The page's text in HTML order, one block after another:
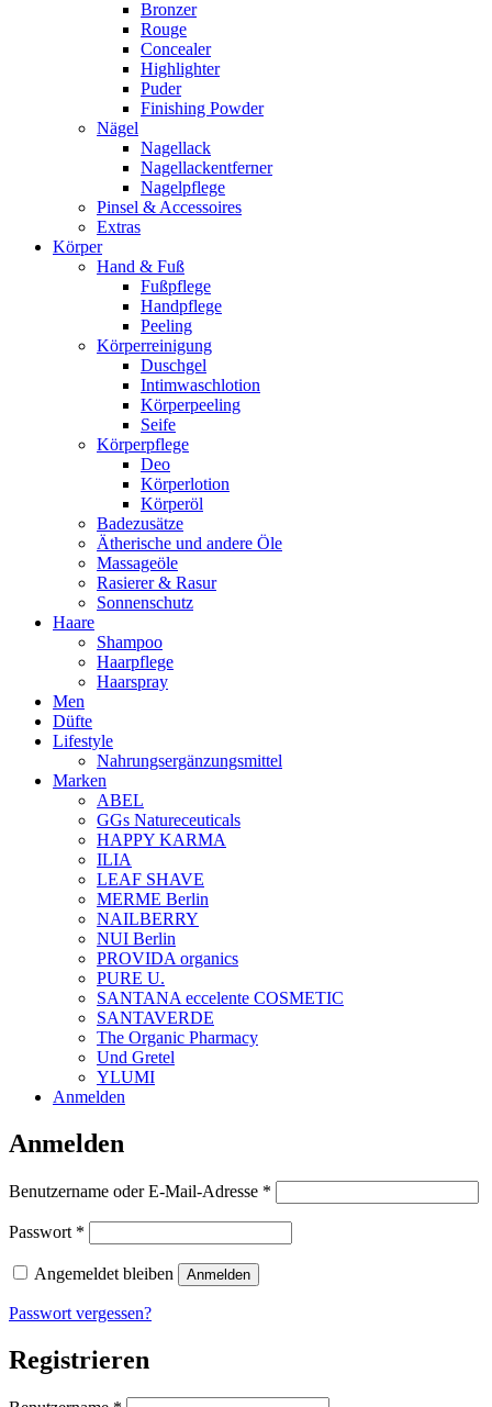
Bronzer
Rouge
Concealer
Highlighter
Puder
Finishing Powder
Nägel
Nagellack
Nagellackentferner
Nagelpflege
Pinsel & Accessoires
Extras
Körper
Hand & Fuß
Fußpflege
Handpflege
Peeling
Körperreinigung
Duschgel
Intimwaschlotion
Körperpeeling
Seife
Körperpflege
Deo
Körperlotion
Körperöl
Badezusätze
Ätherische und andere Öle
Massageöle
Rasierer & Rasur
Sonnenschutz
Haare
Shampoo
Haarpflege
Haarspray
Men
Düfte
Lifestyle
Nahrungsergänzungsmittel
Marken
ABEL
GGs Natureceuticals
HAPPY KARMA
ILIA
LEAF SHAVE
MERME Berlin
NAILBERRY
NUI Berlin
PROVIDA organics
PURE U.
SANTANA eccelente COSMETIC
SANTAVERDE
The Organic Pharmacy
Und Gretel
YLUMI
Anmelden
Anmelden
Benutzername oder E-Mail-Adresse *
Passwort *
Angemeldet bleiben Anmelden
Passwort vergessen?
Registrieren